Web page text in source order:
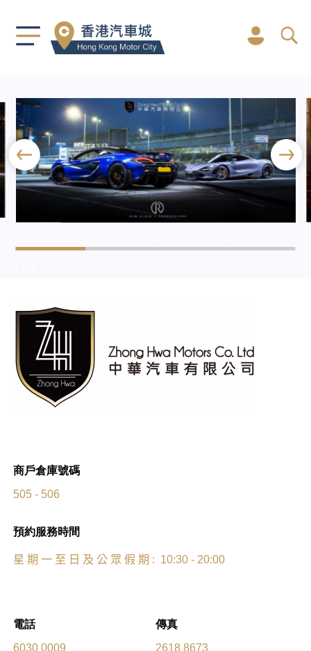
商戶倉庫號碼
505 - 506
預約服務時間
星 期 一 至 日 及 公 眾 假 期 : 10:30 - 20:00
電話
6030 0009
傳真
2618 8673